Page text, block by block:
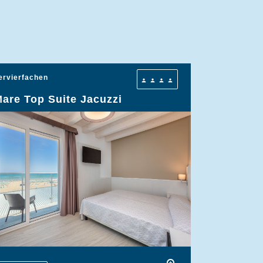
Top Suite Jacuzzi
person person person person